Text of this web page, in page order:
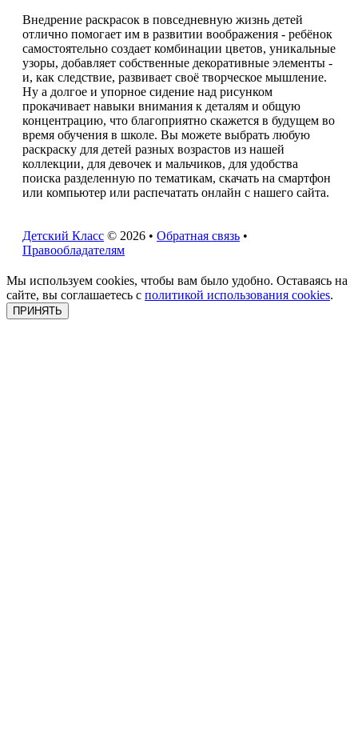
Внедрение раскрасок в повседневную жизнь детей
отлично помогает им в развитии воображения - ребёнок
самостоятельно создает комбинации цветов, уникальные
узоры, добавляет собственные декоративные элементы -
и, как следствие, развивает своё творческое мышление.
Ну а долгое и упорное сидение над рисунком
прокачивает навыки внимания к деталям и общую
концентрацию, что благоприятно скажется в будущем во
время обучения в школе. Вы можете выбрать любую
раскраску для детей разных возрастов из нашей
коллекции, для девочек и мальчиков, для удобства
поиска разделенную по тематикам, скачать на смартфон
или компьютер или распечатать онлайн с нашего сайта.
Детский Класс © 2026 • Обратная связь •
Правообладателям
Мы используем cookies, чтобы вам было удобно. Оставаясь на
сайте, вы соглашаетесь с политикой использования cookies.
ПРИНЯТЬ